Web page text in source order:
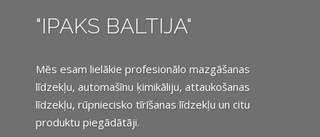
"IPAKS BALTIJA"
Mēs esam lielākie profesionālo mazgāšanas
līdzekļu, automašīnu ķimikāliju, attaukošanas
līdzekļu, rūpniecisko tīrīšanas līdzekļu un citu
produktu piegādātāji.